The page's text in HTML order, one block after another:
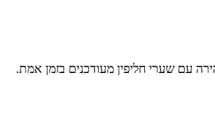
עם שערי חליפין מעודכנים בזמן אמת.